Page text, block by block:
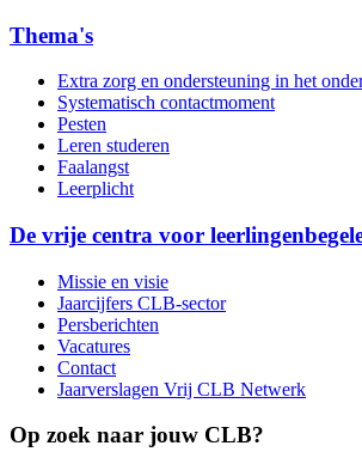
Thema's
Extra zorg en ondersteuning in het
Systematisch contactmoment
Pesten
Leren studeren
Faalangst
Leerplicht
De vrije centra voor
Missie en visie
Jaarcijfers CLB-sector
Persberichten
Vacatures
Contact
Jaarverslagen Vrij CLB Netwerk
Op zoek naar jouw CLB?